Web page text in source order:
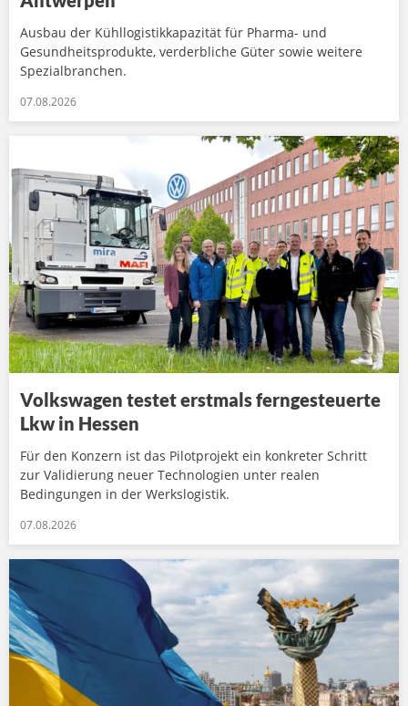
Ausbau der Kühllogistikkapazität für Pharma- und
Gesundheitsprodukte, verderbliche Güter sowie weitere
Spezialbranchen.
07.08.2026
Volkswagen testet erstmals ferngesteuerte
Lkw in Hessen
Für den Konzern ist das Pilotprojekt ein konkreter Schritt
zur Validierung neuer Technologien unter realen
Bedingungen in der Werkslogistik.
07.08.2026